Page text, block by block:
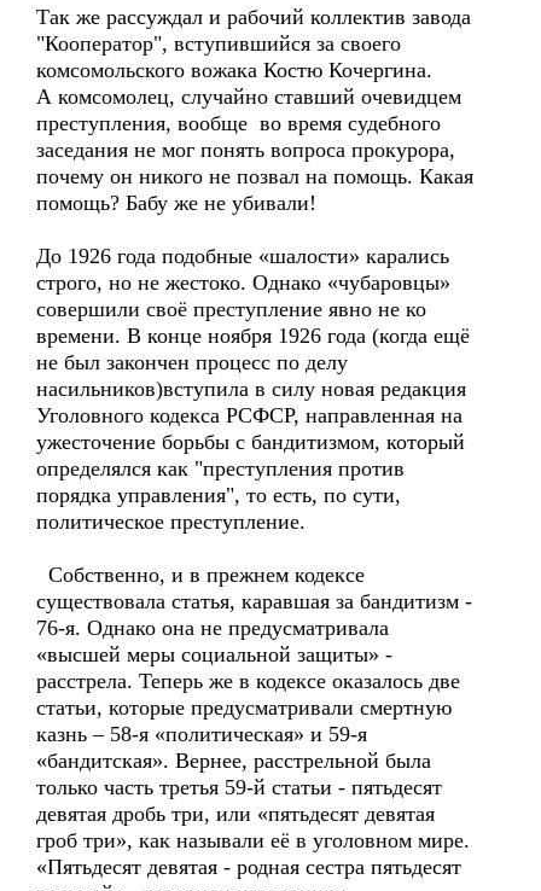
Так же рассуждал и рабочий коллектив завода
"Кооператор", вступившийся за своего
комсомольского вожака Костю Кочергина.
А комсомолец, случайно ставший очевидцем
преступления, вообще во время судебного
заседания не мог понять вопроса прокурора,
почему он никого не позвал на помощь. Какая
помощь? Бабу же не убивали!
До 1926 года подобные «шалости» карались
строго, но не жестоко. Однако «чубаровцы»
совершили своё преступление явно не ко
времени. В конце ноября 1926 года (когда ещё
не был закончен процесс по делу
насильников)вступила в силу новая редакция
Уголовного кодекса РСФСР, направленная на
ужесточение борьбы с бандитизмом, который
определялся как "преступления против
порядка управления", то есть, по сути,
политическое преступление.
Собственно, и в прежнем кодексе
существовала статья, каравшая за бандитизм -
76-я. Однако она не предусматривала
«высшей меры социальной защиты» -
расстрела. Теперь же в кодексе оказалось две
статьи, которые предусматривали смертную
казнь – 58-я «политическая» и 59-я
«бандитская». Вернее, расстрельной была
только часть третья 59-й статьи - пятьдесят
девятая дробь три, или «пятьдесят девятая
гроб три», как называли её в уголовном мире.
«Пятьдесят девятая - родная сестра пятьдесят